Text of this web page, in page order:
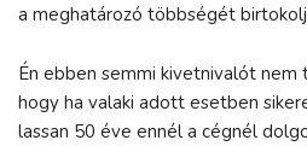
a meghatározó többségét
Én ebben semmi kivetnivalót nem
hogy ha valaki adott esetben
lassan 50 éve ennél a cégnél